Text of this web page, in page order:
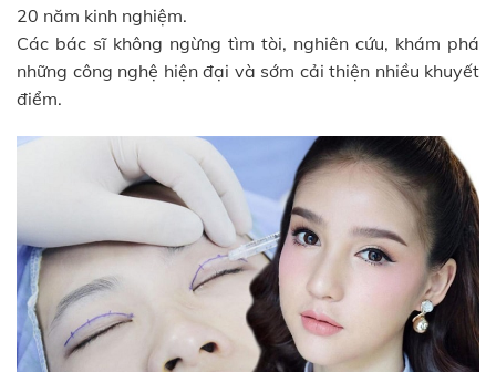
20 năm kinh nghiệm.
Các bác sĩ không ngừng tìm tòi, nghiên cứu, khám phá
những công nghệ hiện đại và sớm cải thiện nhiều khuyết
điểm.